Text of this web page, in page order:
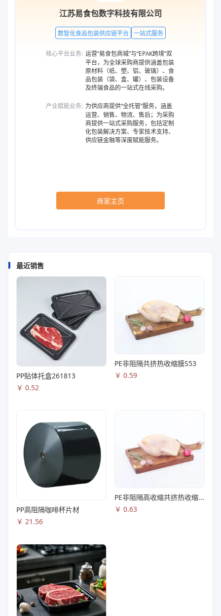
江苏易食包数字科技有限公司
数智化食品包装供应链平台 一站式服务
核心平台业务: 运营“易食包商城”与“EPAK跨境”双
平台，为全球采购商提供涵盖包装
原材料（纸、塑、铝、玻璃）、食
品包装（袋、盒、罐）、包装设备
及终端食品的一站式在线采购。
产业赋能业务: 为供应商提供“全托管”服务，涵盖
运营、销售、物流、售后；为采购
商提供一站式采购服务，包括定制
化包装解决方案、专家技术支持、
供应链金融等深度赋能服务。
商家主页
最近销售
PP贴体托盒261813
￥ 0.52
PE非阻隔共挤热收缩膜S53
￥ 0.59
PP高阻隔咖啡杯片材
￥ 21.56
PE非阻隔高收缩共挤热收缩膜S83
￥ 0.63